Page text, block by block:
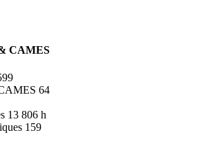
CAMES
64
13 806 h
159